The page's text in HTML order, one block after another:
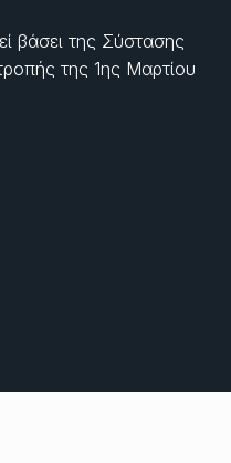
βάσει της Σύστασης
της 1ης Μαρτίου